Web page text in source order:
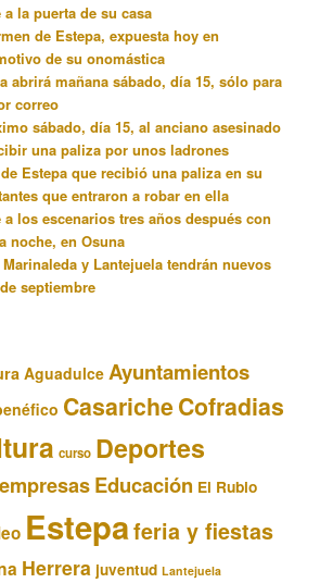
la puerta de su casa
de Estepa, expuesta hoy en
de su onomástica
abrirá mañana sábado, día 15, sólo para
correo
sábado, día 15, al anciano asesinado
una paliza por unos ladrones
Estepa que recibió una paliza en su
que entraron a robar en ella
a los escenarios tres años después con
noche, en Osuna
y Lantejuela tendrán nuevos
septiembre
Aguadulce Ayuntamientos
CasaricheCofradias
curso Deportes
Educación El Rubio
Estepaferia y fiestas
Herrera juventud Lantejuela